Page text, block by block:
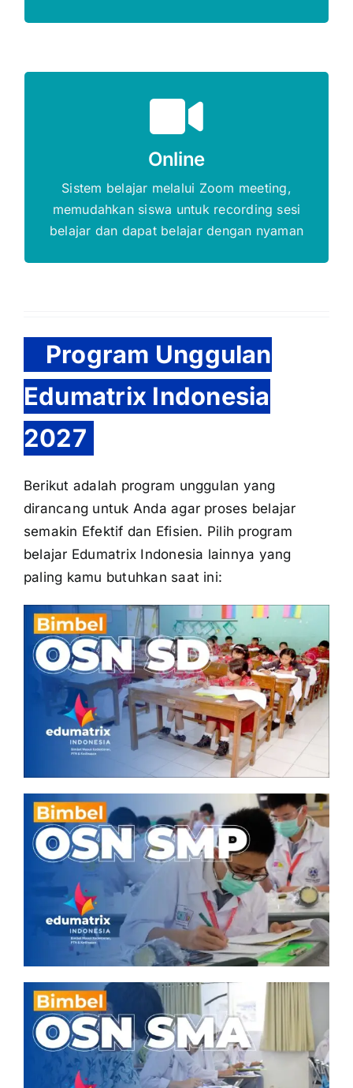
Online
Sistem belajar melalui Zoom meeting,
memudahkan siswa untuk recording sesi
belajar dan dapat belajar dengan nyaman
DAFTAR SEKARANG
Program Unggulan
Edumatrix Indonesia
2027
Berikut adalah program unggulan yang
dirancang untuk Anda agar proses belajar
semakin Efektif dan Efisien. Pilih program
belajar Edumatrix Indonesia lainnya yang
paling kamu butuhkan saat ini: